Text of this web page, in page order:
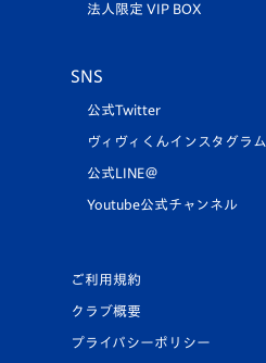
法人限定 VIP BOX
SNS
公式Twitter
ヴィヴィくんインスタグラム
公式LINE＠
Youtube公式チャンネル
ご利用規約
クラブ概要
プライバシーポリシー